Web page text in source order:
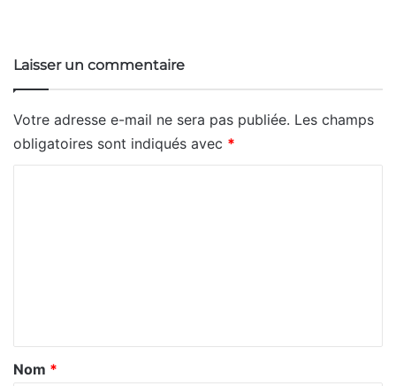
Laisser un commentaire
Votre adresse e-mail ne sera pas publiée. Les champs
obligatoires sont indiqués avec *
a
Nom *